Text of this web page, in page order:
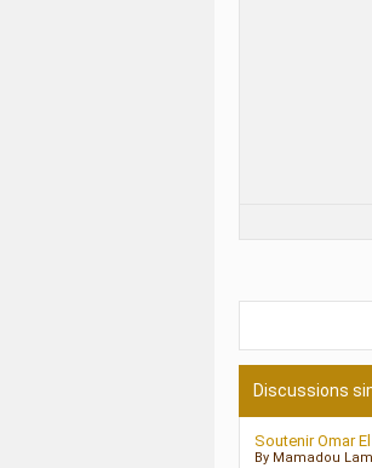
Discussions
Soutenir Omar
By Mamadou